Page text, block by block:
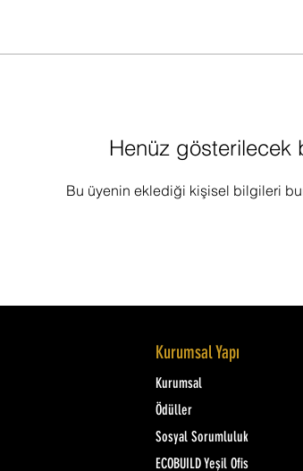
Henüz gösterilecek
Bu üyenin eklediği kişisel bilgileri
Kurumsal Yapı
Kurumsal
Ödüller
Sosyal Sorumluluk
ECOBUILD Yeşil Ofis